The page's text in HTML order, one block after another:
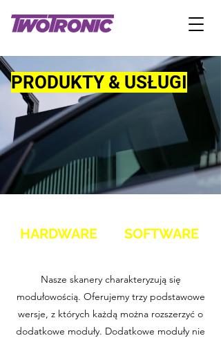
PRODUKTY & USŁUGI
HARDWARE SOFTWARE
Nasze skanery charakteryzują się
modułowością. Oferujemy trzy podstawowe
wersje, z których każdą można rozszerzyć o
dodatkowe moduły. Dodatkowe moduły nie